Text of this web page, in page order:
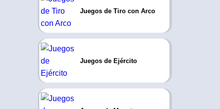
Juegos de Tiro con Arco
Juegos de Ejército